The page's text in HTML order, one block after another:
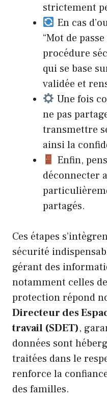
strictement
En cas
“Mot de
procédure
qui se base
validée et
Une fois
ne pas
transmettre
ainsi la
Enfin,
déconnecter
partagés.
Ces étapes
sécurité
gérant des
notamment celles
protection répond
Directeur des
travail (SDET),
données sont
traitées dans le
renforce la
des familles.